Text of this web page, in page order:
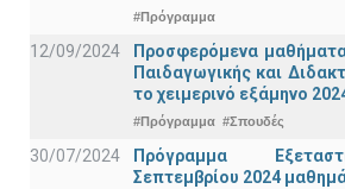
#Πρόγραμμα
12/09/2024
Προσφερόμενα
Παιδαγωγικής και
το χειμερινό εξάμηνο
#Πρόγραμμα #Σπουδές
30/07/2024
Πρόγραμμα
Σεπτεμβρίου 2024